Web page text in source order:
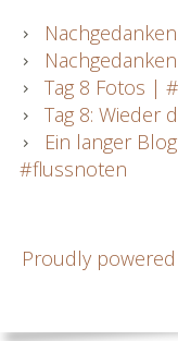
Tag 8 Fotos |
Tag 8: Wieder
Ein langer
#flussnoten
FOOTER
Proudly